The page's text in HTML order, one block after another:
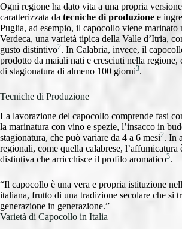
Ogni regione ha dato vita a una propria
caratterizzata da tecniche di produzione e
Puglia, ad esempio, il capocollo viene marinato
Verdeca, una varietà tipica della Valle d’Itria,
gusto distintivo2. In Calabria, invece, il
prodotto da maiali nati e cresciuti nella regione,
di stagionatura di almeno 100 giorni3.
Tecniche di Produzione
La lavorazione del capocollo comprende fasi
la marinatura con vino e spezie, l’insacco in
stagionatura, che può variare da 4 a 6 mesi2. In
regionali, come quella calabrese, l’affumicatura
distintiva che arricchisce il profilo aromatico3.
“Il capocollo è una vera e propria istituzione
italiana, frutto di una tradizione secolare che si
generazione in generazione.”
Varietà di Capocollo in Italia